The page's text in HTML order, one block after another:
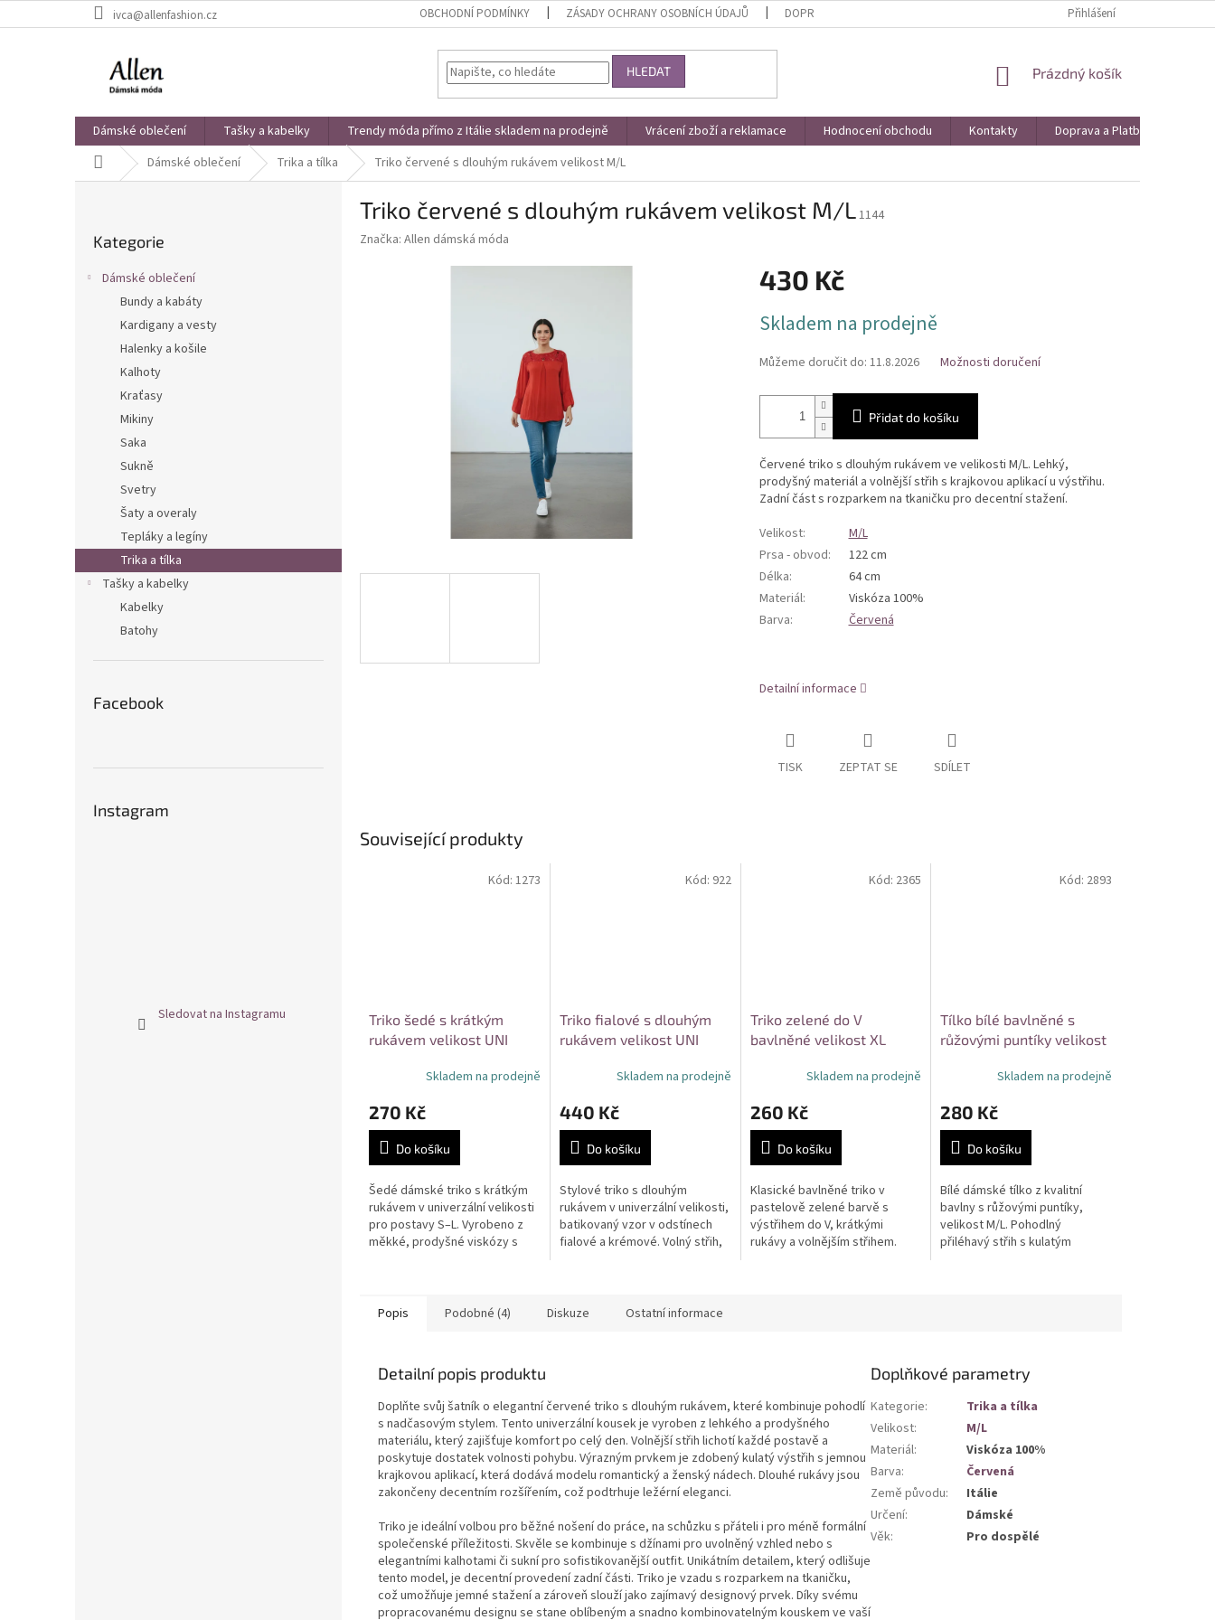
na
ivca@allenfashion.cz OBCHODNÍ PODMÍNKY ZÁSADY OCHRANY OSOBNÍCH ÚDAJŮ DOPRAVA A PLATBA VRÁCENÍ ZBOŽÍ A REKLAMACE KONTAKTY
Přihlášení
HLEDAT
NÁKUPNÍ
Prázdný košík
Dámské oblečení Tašky a kabelky Trendy móda přímo z Itálie skladem na prodejně Vrácení zboží a reklamace Hodnocení obchodu Kontakty Doprava a Platba
Domů Dámské oblečení Trika a tílka Triko červené s dlouhým rukávem velikost M/L
kategorie
Kategorie
Dámské oblečení
Bundy a kabáty
Kardigany a vesty
Halenky a košile
Kalhoty
Kraťasy
Mikiny
Saka
Sukně
Svetry
Šaty a overaly
Tepláky a legíny
Trika a tílka
Tašky a kabelky
Kabelky
Batohy
Facebook
Instagram
Sledovat na Instagramu
Triko červené s dlouhým rukávem velikost M/L1144
Značka: Allen dámská móda
430 Kč
cena:
Skladem na prodejně
Můžeme doručit do: 11.8.2026 Možnosti doručení
Přidat do košíku
Červené triko s dlouhým rukávem ve velikosti M/L. Lehký,
prodyšný materiál a volnější střih s krajkovou aplikací u výstřihu.
Zadní část s rozparkem na tkaničku pro decentní stažení.
Velikost:
M/L
Prsa - obvod:
122 cm
Délka:
64 cm
Materiál:
Viskóza 100%
Barva: Červená
Detailní informace
TISK ZEPTAT SE SDÍLET
Související produkty
Triko šedé s krátkým
rukávem velikost UNI
Skladem na prodejně
270 Kč
Do košíku
Šedé dámské triko s krátkým
rukávem v univerzální velikosti
pro postavy S–L. Vyrobeno z
měkké, prodyšné viskózy s
Kód: 1273
Triko fialové s dlouhým
rukávem velikost UNI
Skladem na prodejně
440 Kč
Do košíku
Stylové triko s dlouhým
rukávem v univerzální velikosti,
batikovaný vzor v odstínech
fialové a krémové. Volný střih,
Kód: 922
Triko zelené do V
bavlněné velikost XL
Skladem na prodejně
260 Kč
Do košíku
Klasické bavlněné triko v
pastelově zelené barvě s
výstřihem do V, krátkými
rukávy a volnějším střihem.
Kód: 2365
Tílko bílé bavlněné s
růžovými puntíky velikost
Skladem na prodejně
280 Kč
Do košíku
Bílé dámské tílko z kvalitní
bavlny s růžovými puntíky,
velikost M/L. Pohodlný
přiléhavý střih s kulatým
Kód: 2893
Popis Podobné (4) Diskuze Ostatní informace
Detailní popis produktu
Doplňte svůj šatník o elegantní červené triko s dlouhým rukávem, které kombinuje pohodlí
s nadčasovým stylem. Tento univerzální kousek je vyroben z lehkého a prodyšného
materiálu, který zajišťuje komfort po celý den. Volnější střih lichotí každé postavě a
poskytuje dostatek volnosti pohybu. Výrazným prvkem je zdobený kulatý výstřih s jemnou
krajkovou aplikací, která dodává modelu romantický a ženský nádech. Dlouhé rukávy jsou
zakončeny decentním rozšířením, což podtrhuje ležérní eleganci.
Triko je ideální volbou pro běžné nošení do práce, na schůzku s přáteli i pro méně formální
společenské příležitosti. Skvěle se kombinuje s džínami pro uvolněný vzhled nebo s
elegantními kalhotami či sukní pro sofistikovanější outfit. Unikátním detailem, který odlišuje
tento model, je decentní provedení zadní části. Triko je vzadu s rozparkem na tkaničku,
což umožňuje jemné stažení a zároveň slouží jako zajímavý designový prvek. Díky svému
propracovanému designu se stane oblíbeným a snadno kombinovatelným kouskem ve vaší
Doplňkové parametry
Kategorie:
Trika a tílka
Velikost:
M/L
Materiál:
Viskóza 100%
Barva:
Červená
Země původu:
Itálie
Určení:
Dámské
Věk: Pro dospělé